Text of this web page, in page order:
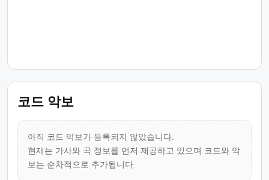
코드 악보
아직 코드 악보가 등록되지 않았습니다.
현재는 가사와 곡 정보를 먼저 제공하고 있으며 코드와 악
보는 순차적으로 추가됩니다.